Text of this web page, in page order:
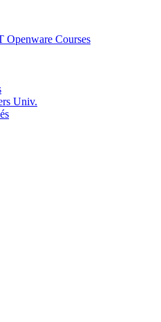
Openware Courses
Univ.